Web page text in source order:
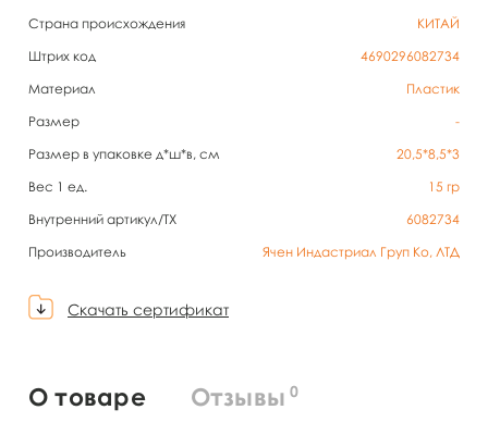
Страна происхождения
КИТАЙ
Штрих код
4690296082734
Материал
Пластик
Размер
-
Размер в упаковке д*ш*в, см
20,5*8,5*3
Вес 1 ед.
15 гр
Внутренний артикул/TX
6082734
Производитель
Ячен Индастриал Груп Ко, ЛТД
Скачать сертификат
О товаре Отзывы 0